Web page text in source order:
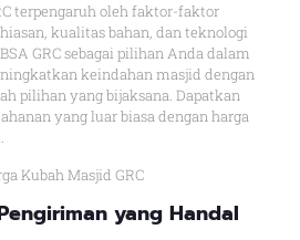
terpengaruh oleh faktor-faktor
kualitas bahan, dan teknologi
GRC sebagai pilihan Anda dalam
keindahan masjid dengan
pilihan yang bijaksana. Dapatkan
yang luar biasa dengan harga
yang Handal